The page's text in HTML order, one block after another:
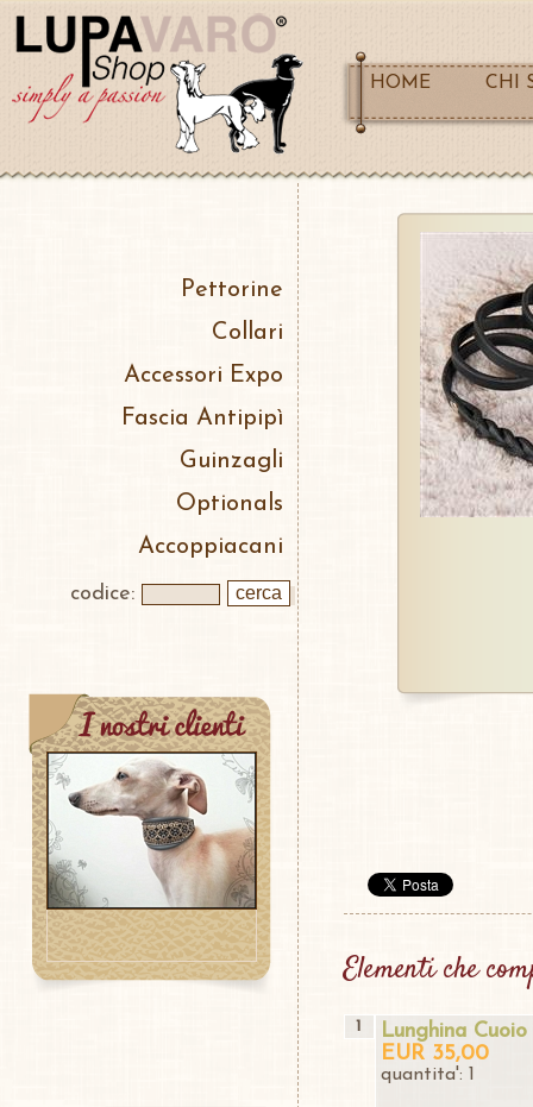
HOME CHI
Pettorine
Collari
Accessori Expo
Fascia Antipipì
Guinzagli
Optionals
Accoppiacani
codice:
Elementi che
1
Lunghina
EUR 35,00
quantita': 1